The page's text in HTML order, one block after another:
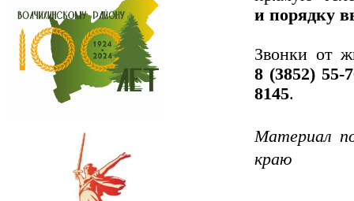
и порядку
Звонки от
8 (3852) 55-
8145.
Материал
краю